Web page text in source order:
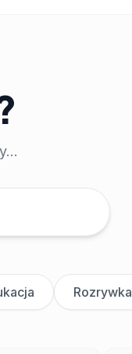
Rozrywka